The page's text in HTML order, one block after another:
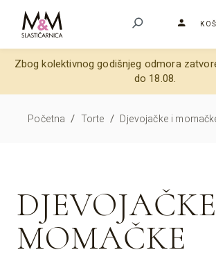
Zbog kolektivnog godišnjeg odmora
do 18.08.
Početna / Torte / Djevojačke i
MOMAČKE